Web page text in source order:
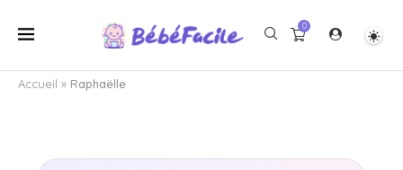
0
Accueil » Raphaëlle